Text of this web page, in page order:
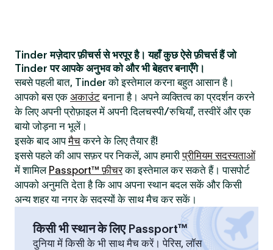
Tinder मज़ेदार फ़ीचर्स से भरपूर है। यहाँ कुछ ऐसे फ़ीचर्स हैं जो
Tinder पर आपके अनुभव को और भी बेहतर बनाएँगे।
सबसे पहली बात, Tinder को इस्तेमाल करना बहुत आसान है।
आपको बस एक अकाउंटबनाना है। अपने व्यक्तित्व का प्रदर्शन करने
के लिए अपनी प्रोफ़ाइल में अपनी दिलचस्पी/रुचियाँ, तस्वीरें और एक
बायो जोड़ना न भूलें।
इसके बाद आपमैचकरने के लिए तैयार हैं!
इससे पहले की आप सफ़र पर निकलें, आप हमारीप्रीमियम सदस्यताओं
में शामिल Passport™ फ़ीचरका इस्तेमाल कर सकते हैं। पासपोर्ट
आपको अनुमति देता है कि आप अपना स्थान बदल सकें और किसी
अन्य शहर या नगर के सदस्यों के साथ मैच कर सकें।
किसी भी स्थान के लिए Passport™
दुनिया में किसी के भी साथ मैच करें। पेरिस, लॉस